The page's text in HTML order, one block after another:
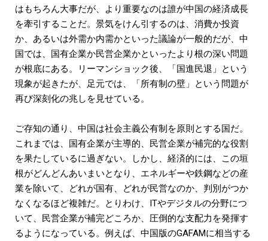
はもちろん大事だが、より重要なのは誰が中国の経済成長
を牽引することだ。景気をけん引するのは、消費か投資
か、あるいは外需か内需かといった議論が一般的だが、中
国では、国有企業か民営企業かといったより根の深い問題
が根底にある。リーマンショック後、「国進民退」という
現象が起きたが、足元では、「所有制の壁」という問題が
再び深刻化の兆しを見せている。
ご存知の通り、中国は社会主義公有制を原則とする国だ。
これまでは、国有企業が主導的、民営企業が補完的な役割
を果たしているに過ぎない。しかし、経済的には、この垣
根がどんどんあいまいとなり、エネルギーや鉄鋼などの産
業を除いて、どれが国有、どれが民営なのか、判別がつか
なくなるほど複雑だ。とりわけ、ITやデジタルの分野につ
いて、民営企業が補完どころか、圧倒的な支配力を発揮す
るようになっている。例えば、中国版のGAFAMに相当する